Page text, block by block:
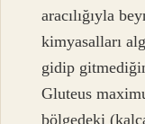
aracılığıyla
kimyasalları
gidip
Gluteus
bölgedeki